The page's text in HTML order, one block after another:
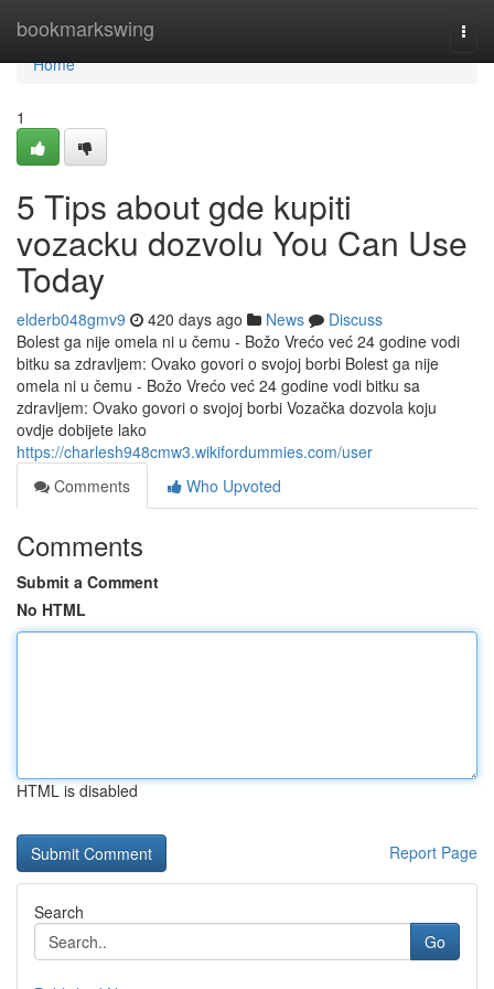
bookmarkswing
Home
Home
1
5 Tips about gde kupiti
vozacku dozvolu You Can Use
Today
elderb048gmv9 420 days ago News
Discuss
Bolest ga nije omela ni u čemu - Božo Vrećo već 24 godine vodi
bitku sa zdravljem: Ovako govori o svojoj borbi Bolest ga nije
omela ni u čemu - Božo Vrećo već 24 godine vodi bitku sa
zdravljem: Ovako govori o svojoj borbi Vozačka dozvola koju
ovdje dobijete lako
https://charlesh948cmw3.wikifordummies.com/user
Comments
Who Upvoted
Comments
Submit a Comment
No HTML
HTML is disabled
Report Page
Search
Go